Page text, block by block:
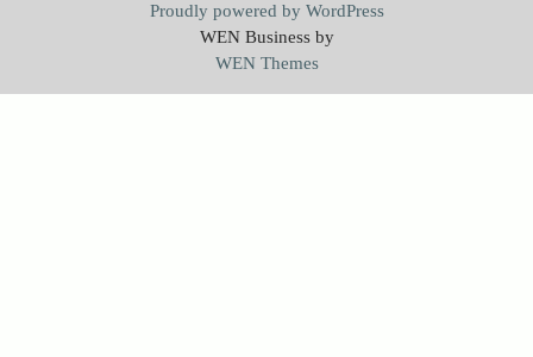
Proudly powered by WordPress
WEN Business by
WEN Themes